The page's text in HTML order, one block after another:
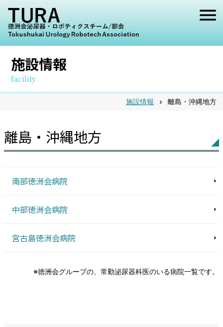
ニ
施設情報
facility
施設情報 chevron_right 離島・沖縄地方
離島・沖縄地方
南部徳洲会病院
中部徳洲会病院
宮古島徳洲会病院
※徳洲会グループの、常勤泌尿器科医のいる病院一覧です。